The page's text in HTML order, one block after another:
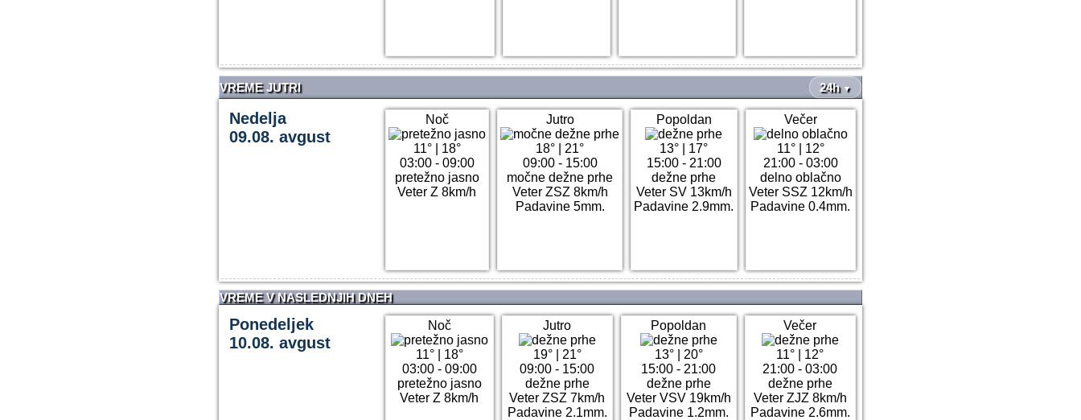
VREME JUTRI 24h ▼
Nedelja
09.08. avgust
Noč
11°| 18°
03:00 - 09:00
pretežno jasno
Veter Z 8km/h
Jutro
18°
21°
09:00 - 15:00
močne dežne prhe
Veter ZSZ 8km/h
Padavine 5mm.
Popoldan
13°
17°
15:00 - 21:00
dežne prhe
Veter SV 13km/h
Padavine 2.9mm.
Večer
11°| 12°
21:00 - 03:00
delno oblačno
Veter SSZ 12km/h
Padavine 0.4mm.
VREME V NASLEDNJIH DNEH
Ponedeljek
10.08. avgust
Noč
11°| 18°
03:00 - 09:00
pretežno jasno
Veter Z 8km/h
Jutro
19°| 21°
09:00 - 15:00
dežne prhe
Veter ZSZ 7km/h
Padavine 2.1mm.
Popoldan
13°| 20°
15:00 - 21:00
dežne prhe
Veter VSV 19km/h
Padavine 1.2mm.
Večer
11°
12°
21:00 - 03:00
dežne prhe
Veter ZJZ 8km/h
Padavine 2.6mm.